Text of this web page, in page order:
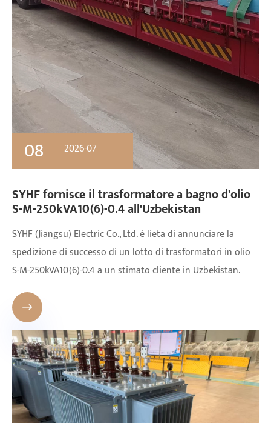
08 2026-07
SYHF fornisce il trasformatore a bagno d'olio
S-M-250kVA10(6)-0.4 all'Uzbekistan
SYHF (Jiangsu) Electric Co., Ltd. è lieta di annunciare la
spedizione di successo di un lotto di trasformatori in olio
S-M-250kVA10(6)-0.4 a un stimato cliente in Uzbekistan.
